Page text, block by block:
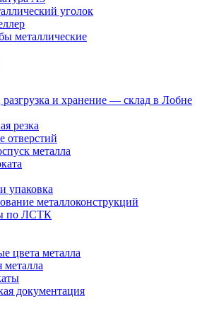
уголок
металлические
разгрузка и хранение — склад в Лобне
резка
отверстий
металла
упаковка
металлоконструкций
по ЛСТК
цвета металла
документация